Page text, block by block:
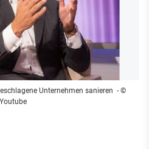
Unternehmen sanieren - ©
Youtube